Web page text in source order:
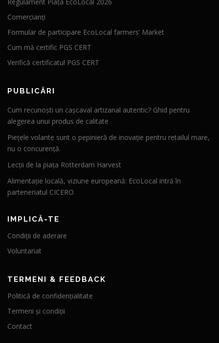
Comercianți
Formular de participare EcoLocal farmers’ Market
Cum mă certific PGS CERT
Verifică certificatul PGS CERT
PUBLICĂRI
Cum recunoști un cașcaval artizanal autentic? Ghid pentru
alegerea unui produs de calitate
Piețele volante sunt o pepinieră de inovație pentru retailul mare,
nu o concurență.
Lecții de la piața Rotterdam Harvest
Alimentație locală, viziune europeană: EcoLocal intră în
parteneriatul CICERO
IMPLICĂ-TE
Condiții de aderare
Voluntariat
TERMENI & FEEDBACK
Politică de confidențialitate
Termeni și condiții
Contact